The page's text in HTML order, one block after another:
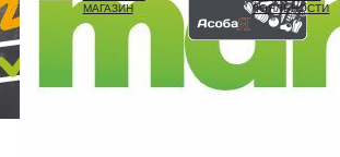
МАГАЗИН
ЛОЯЛЬНОСТИ